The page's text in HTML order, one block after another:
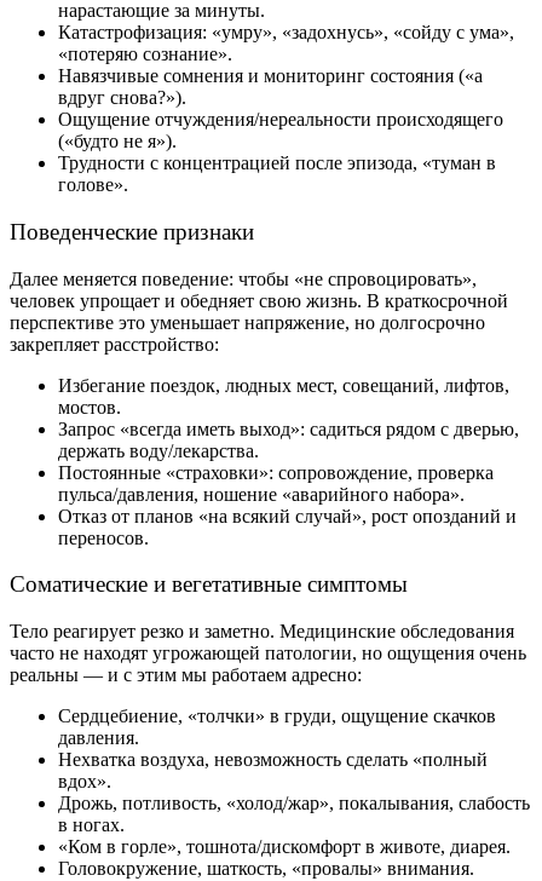
нарастающие за минуты.
Катастрофизация: «умру», «задохнусь», «сойду с ума»,
«потеряю сознание».
Навязчивые сомнения и мониторинг состояния («а
вдруг снова?»).
Ощущение отчуждения/нереальности происходящего
(«будто не я»).
Трудности с концентрацией после эпизода, «туман в
голове».
Поведенческие признаки
Далее меняется поведение: чтобы «не спровоцировать»,
человек упрощает и обедняет свою жизнь. В краткосрочной
перспективе это уменьшает напряжение, но долгосрочно
закрепляет расстройство:
Избегание поездок, людных мест, совещаний, лифтов,
мостов.
Запрос «всегда иметь выход»: садиться рядом с дверью,
держать воду/лекарства.
Постоянные «страховки»: сопровождение, проверка
пульса/давления, ношение «аварийного набора».
Отказ от планов «на всякий случай», рост опозданий и
переносов.
Соматические и вегетативные симптомы
Тело реагирует резко и заметно. Медицинские обследования
часто не находят угрожающей патологии, но ощущения очень
реальны — и с этим мы работаем адресно:
Сердцебиение, «толчки» в груди, ощущение скачков
давления.
Нехватка воздуха, невозможность сделать «полный
вдох».
Дрожь, потливость, «холод/жар», покалывания, слабость
в ногах.
«Ком в горле», тошнота/дискомфорт в животе, диарея.
Головокружение, шаткость, «провалы» внимания.